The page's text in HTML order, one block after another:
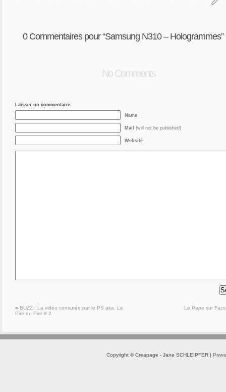
0Commentaires pour “Samsung N310 – Hologrammes”
No Comments
Laisser un commentaire
Name
Mail (will not be published)
Website
« BUZZ : La vidéo censurée par le PS aka. Le
Pire du Pire # 2
Le Pape sur
Copyright © Creapage - Jane SCHLEIPFER |